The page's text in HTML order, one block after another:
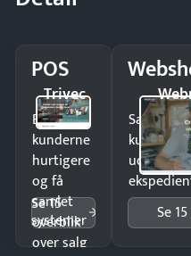
POS
Trivec
Ekspedér
kunderne
hurtigere
og få
samlet
overblik
over salg
Se 15
systemer
Sælg
kunder i
uden
Se